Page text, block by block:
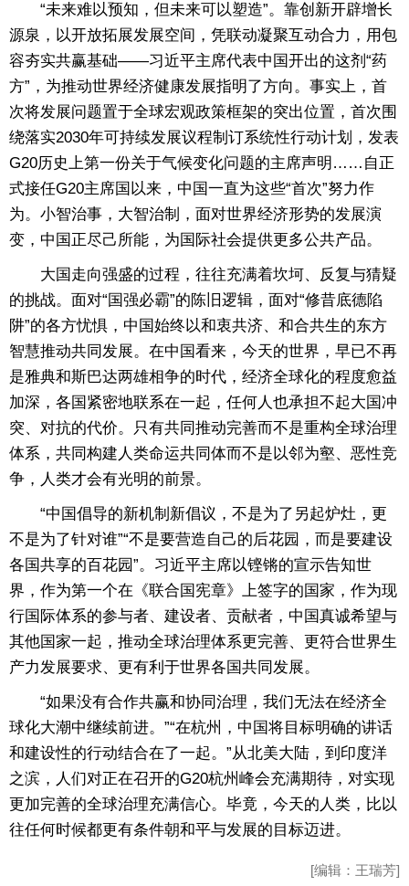
“未来难以预知，但未来可以塑造”。靠创新开辟增长
源泉，以开放拓展发展空间，凭联动凝聚互动合力，用包
容夯实共赢基础——习近平主席代表中国开出的这剂“药
方”，为推动世界经济健康发展指明了方向。事实上，首
次将发展问题置于全球宏观政策框架的突出位置，首次围
绕落实2030年可持续发展议程制订系统性行动计划，发表
G20历史上第一份关于气候变化问题的主席声明……自正
式接任G20主席国以来，中国一直为这些“首次”努力作
为。小智治事，大智治制，面对世界经济形势的发展演
变，中国正尽己所能，为国际社会提供更多公共产品。
大国走向强盛的过程，往往充满着坎坷、反复与猜疑
的挑战。面对“国强必霸”的陈旧逻辑，面对“修昔底德陷
阱”的各方忧惧，中国始终以和衷共济、和合共生的东方
智慧推动共同发展。在中国看来，今天的世界，早已不再
是雅典和斯巴达两雄相争的时代，经济全球化的程度愈益
加深，各国紧密地联系在一起，任何人也承担不起大国冲
突、对抗的代价。只有共同推动完善而不是重构全球治理
体系，共同构建人类命运共同体而不是以邻为壑、恶性竞
争，人类才会有光明的前景。
“中国倡导的新机制新倡议，不是为了另起炉灶，更
不是为了针对谁”“不是要营造自己的后花园，而是要建设
各国共享的百花园”。习近平主席以铿锵的宣示告知世
界，作为第一个在《联合国宪章》上签字的国家，作为现
行国际体系的参与者、建设者、贡献者，中国真诚希望与
其他国家一起，推动全球治理体系更完善、更符合世界生
产力发展要求、更有利于世界各国共同发展。
“如果没有合作共赢和协同治理，我们无法在经济全
球化大潮中继续前进。”“在杭州，中国将目标明确的讲话
和建设性的行动结合在了一起。”从北美大陆，到印度洋
之滨，人们对正在召开的G20杭州峰会充满期待，对实现
更加完善的全球治理充满信心。毕竟，今天的人类，比以
往任何时候都更有条件朝和平与发展的目标迈进。
[编辑：王瑞芳]